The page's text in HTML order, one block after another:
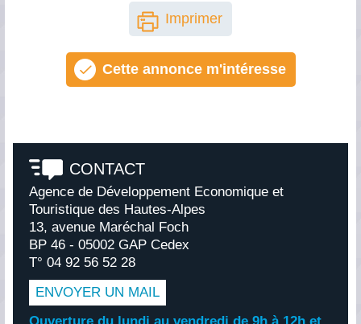
Imprimer
Cette annonce m'intéresse
CONTACT
Agence de Développement Economique et
Touristique des Hautes-Alpes
13, avenue Maréchal Foch
BP 46 - 05002 GAP Cedex
T° 04 92 56 52 28
ENVOYER UN MAIL